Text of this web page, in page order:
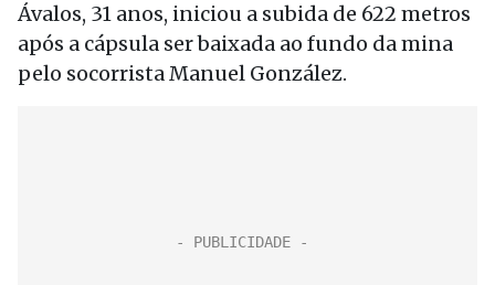
Ávalos, 31 anos, iniciou a subida de 622 metros
após a cápsula ser baixada ao fundo da mina
pelo socorrista Manuel González.